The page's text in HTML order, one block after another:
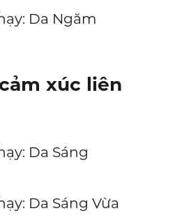
Da Ngăm
xúc liên
Da Sáng
Da Sáng Vừa